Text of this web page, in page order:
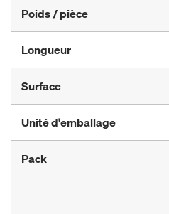
Poids / pièce
Longueur
Surface
Unité d'emballage
Pack